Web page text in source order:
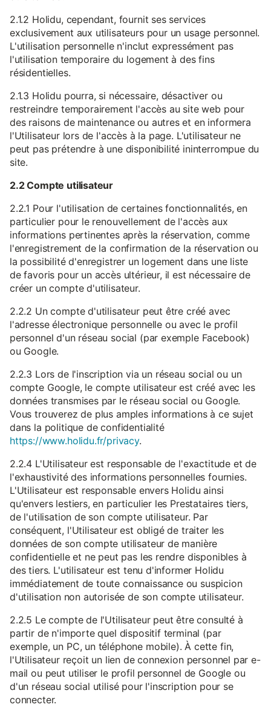
2.1.2 Holidu, cependant, fournit ses services
exclusivement aux utilisateurs pour un usage personnel.
L'utilisation personnelle n'inclut expressément pas
l'utilisation temporaire du logement à des fins
résidentielles.
2.1.3 Holidu pourra, si nécessaire, désactiver ou
restreindre temporairement l'accès au site web pour
des raisons de maintenance ou autres et en informera
l'Utilisateur lors de l'accès à la page. L'utilisateur ne
peut pas prétendre à une disponibilité ininterrompue du
site.
2.2 Compte utilisateur
2.2.1 Pour l'utilisation de certaines fonctionnalités, en
particulier pour le renouvellement de l'accès aux
informations pertinentes après la réservation, comme
l'enregistrement de la confirmation de la réservation ou
la possibilité d'enregistrer un logement dans une liste
de favoris pour un accès ultérieur, il est nécessaire de
créer un compte d'utilisateur.
2.2.2 Un compte d'utilisateur peut être créé avec
l'adresse électronique personnelle ou avec le profil
personnel d'un réseau social (par exemple Facebook)
ou Google.
2.2.3 Lors de l'inscription via un réseau social ou un
compte Google, le compte utilisateur est créé avec les
données transmises par le réseau social ou Google.
Vous trouverez de plus amples informations à ce sujet
dans la politique de confidentialité
https://www.holidu.fr/privacy.
2.2.4 L'Utilisateur est responsable de l'exactitude et de
l'exhaustivité des informations personnelles fournies.
L'Utilisateur est responsable envers Holidu ainsi
qu'envers lestiers, en particulier les Prestataires tiers,
de l'utilisation de son compte utilisateur. Par
conséquent, l'Utilisateur est obligé de traiter les
données de son compte utilisateur de manière
confidentielle et ne peut pas les rendre disponibles à
des tiers. L'utilisateur est tenu d'informer Holidu
immédiatement de toute connaissance ou suspicion
d'utilisation non autorisée de son compte utilisateur.
2.2.5 Le compte de l'Utilisateur peut être consulté à
partir de n'importe quel dispositif terminal (par
exemple, un PC, un téléphone mobile). À cette fin,
l'Utilisateur reçoit un lien de connexion personnel par e-
mail ou peut utiliser le profil personnel de Google ou
d'un réseau social utilisé pour l'inscription pour se
connecter.